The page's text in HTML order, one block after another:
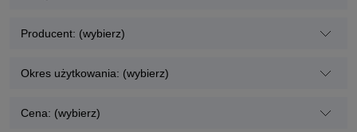
Producent: (wybierz)
Okres użytkowania: (wybierz)
Cena: (wybierz)